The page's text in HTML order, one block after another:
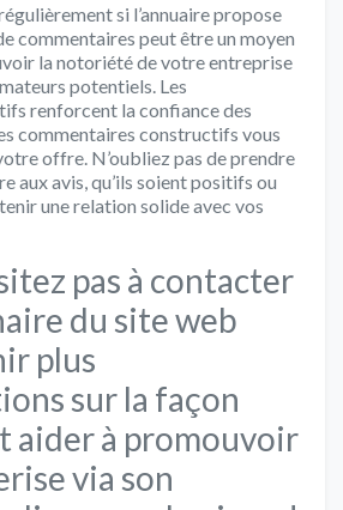
si l’annuaire propose
commentaires peut être un moyen
la notoriété de votre entreprise
potentiels. Les
renforcent la confiance des
commentaires constructifs vous
offre. N’oubliez pas de prendre
aux avis, qu’ils soient positifs ou
une relation solide avec vos
pas à contacter
du site web
plus
sur la façon
aider à promouvoir
via son